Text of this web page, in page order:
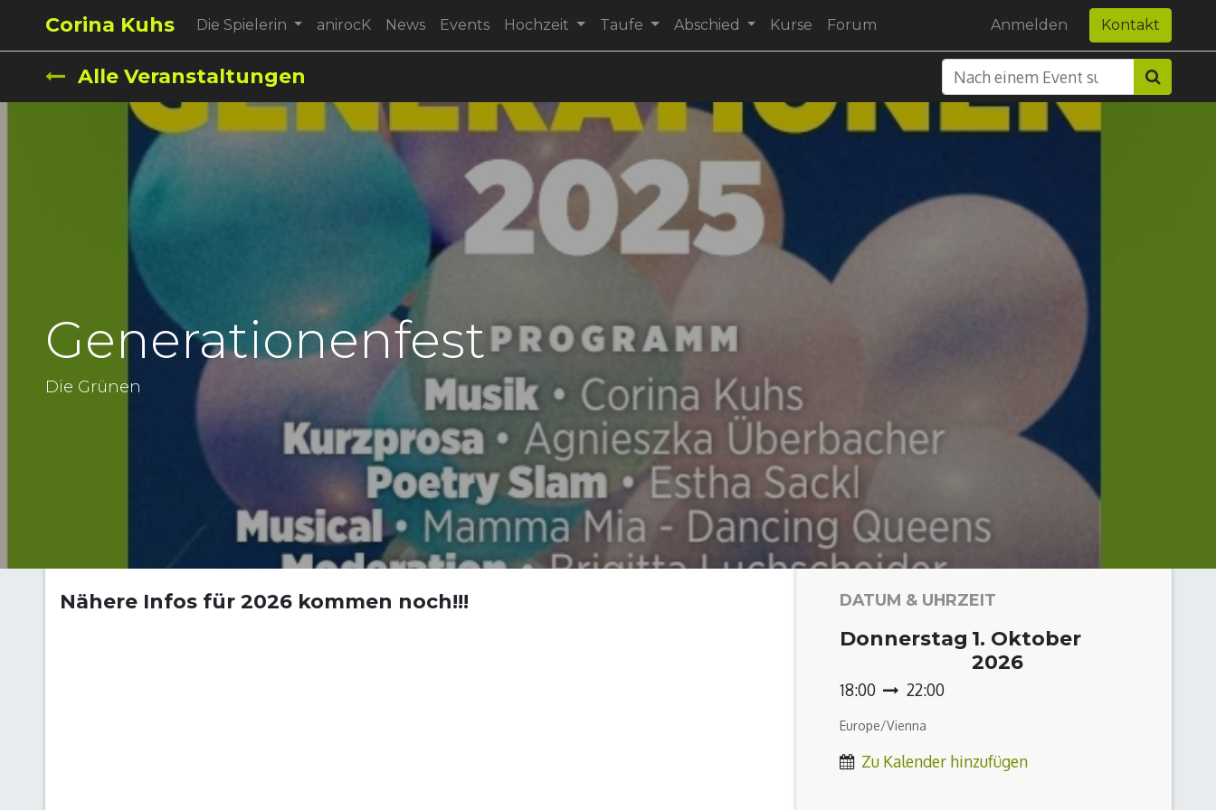
Corina Kuhs Die Spielerin anirocK News Events Hochzeit Taufe Abschied Kurse Forum Anmelden Kontakt
Alle Veranstaltungen
Generationenfest
Die Grünen
Nähere Infos für 2026 kommen noch!!! DATUM & UHRZEIT
Donnerstag 1. Oktober
2026
18:00 22:00
Europe/Vienna
Zu Kalender hinzufügen